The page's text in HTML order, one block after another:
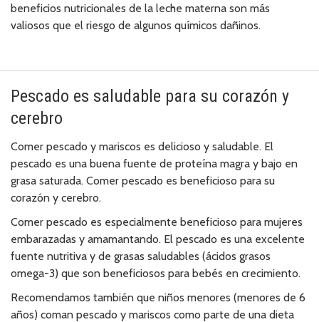
beneficios nutricionales de la leche materna son más
valiosos que el riesgo de algunos químicos dañinos.
Pescado es saludable para su corazón y
cerebro
Comer pescado y mariscos es delicioso y saludable. El
pescado es una buena fuente de proteína magra y bajo en
grasa saturada. Comer pescado es beneficioso para su
corazón y cerebro.
Comer pescado es especialmente beneficioso para mujeres
embarazadas y amamantando. El pescado es una excelente
fuente nutritiva y de grasas saludables (ácidos grasos
omega-3) que son beneficiosos para bebés en crecimiento.
Recomendamos también que niños menores (menores de 6
años) coman pescado y mariscos como parte de una dieta